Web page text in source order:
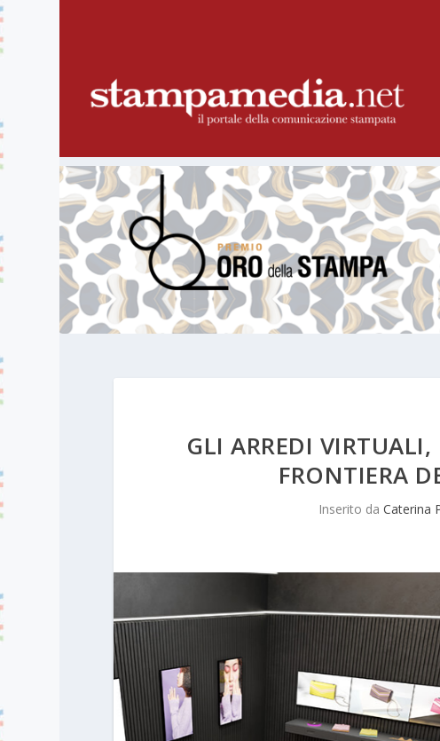
GLI ARREDI
FRONTIERA
Inserito daCaterina